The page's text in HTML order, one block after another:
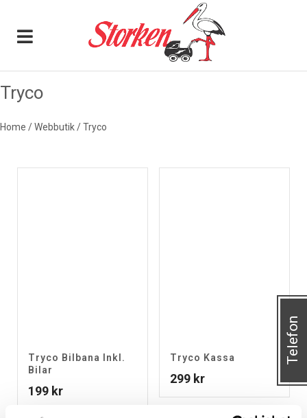
Tryco
Home /Webbutik/Tryco
Tryco Bilbana Inkl.
Bilar
199 kr
Tryco Kassa
299 kr
Telefon